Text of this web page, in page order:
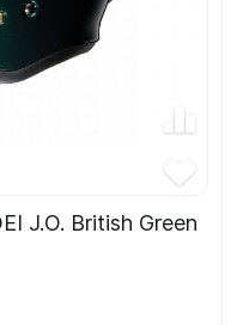
J.O. British Green